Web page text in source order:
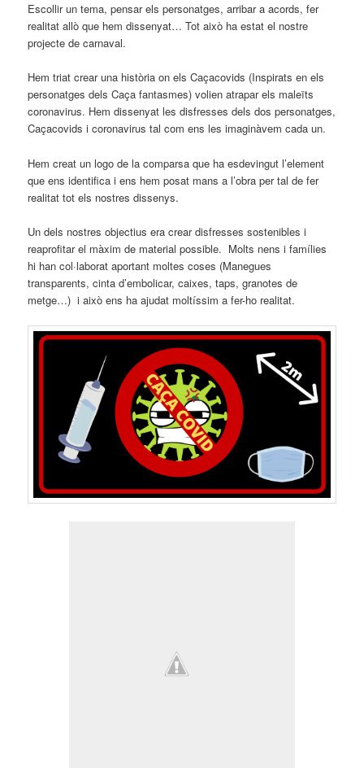
Escollir un tema, pensar els personatges, arribar a acords, fer
realitat allò que hem dissenyat… Tot això ha estat el nostre
projecte de carnaval.
Hem triat crear una història on els Caçacovids (Inspirats en els
personatges dels Caça fantasmes) volien atrapar els maleïts
coronavirus. Hem dissenyat les disfresses dels dos personatges,
Caçacovids i coronavirus tal com ens les imaginàvem cada un.
Hem creat un logo de la comparsa que ha esdevingut l’element
que ens identifica i ens hem posat mans a l’obra per tal de fer
realitat tot els nostres dissenys.
Un dels nostres objectius era crear disfresses sostenibles i
reaprofitar el màxim de material possible. Molts nens i famílies
hi han col·laborat aportant moltes coses (Manegues
transparents, cinta d’embolicar, caixes, taps, granotes de
metge…) i això ens ha ajudat moltíssim a fer-ho realitat.